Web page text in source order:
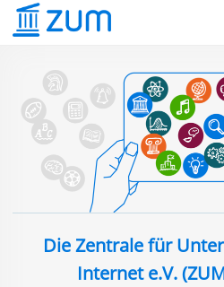
Die Zentrale für
Internet e.V.